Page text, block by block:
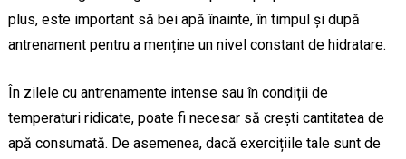
plus, este important să bei apă înainte, în timpul și după
antrenament pentru a menține un nivel constant de hidratare.
În zilele cu antrenamente intense sau în condiții de
temperaturi ridicate, poate fi necesar să crești cantitatea de
apă consumată. De asemenea, dacă exercițiile tale sunt de